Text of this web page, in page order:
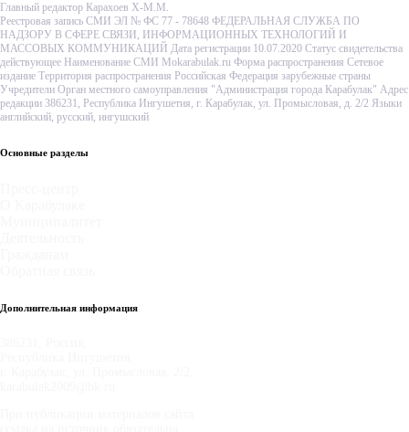
Главный редактор Карахоев Х-М.М.
Реестровая запись СМИ ЭЛ № ФС 77 - 78648 ФЕДЕРАЛЬНАЯ СЛУЖБА ПО
НАДЗОРУ В СФЕРЕ СВЯЗИ, ИНФОРМАЦИОННЫХ ТЕХНОЛОГИЙ И
МАССОВЫХ КОММУНИКАЦИЙ Дата регистрации 10.07.2020 Статус свидетельства
действующее Наименование СМИ Mokarabulak.ru Форма распространения Сетевое
издание Территория распространения Российская Федерация зарубежные страны
Учредители Орган местного самоуправления "Администрация города Карабулак" Адрес
редакции 386231, Республика Ингушетия, г. Карабулак, ул. Промысловая, д. 2/2 Языки
английский, русский, ингушский
Основные разделы
Дополнительная информация